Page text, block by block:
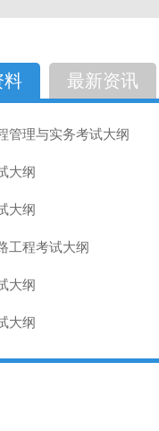
料 最新资讯
管理与实务考试大纲
大纲
大纲
工程考试大纲
大纲
大纲